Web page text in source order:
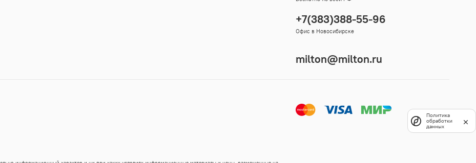
+7(383)388-55-96
Офис в Новосибирске
milton@milton.ru
Политика
обработки
данных